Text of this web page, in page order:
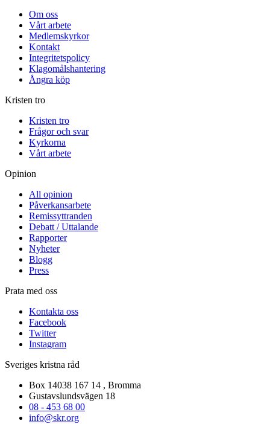
Om oss
Vårt arbete
Medlemskyrkor
Kontakt
Integritetspolicy
Klagomålshantering
Ångra köp
Kristen tro
Kristen tro
Frågor och svar
Kyrkorna
Vårt arbete
Opinion
All opinion
Påverkansarbete
Remissyttranden
Debatt / Uttalande
Rapporter
Nyheter
Blogg
Press
Prata med oss
Kontakta oss
Facebook
Twitter
Instagram
Sveriges kristna råd
Box 14038 167 14 , Bromma
Gustavslundsvägen 18
08 - 453 68 00
info@skr.org